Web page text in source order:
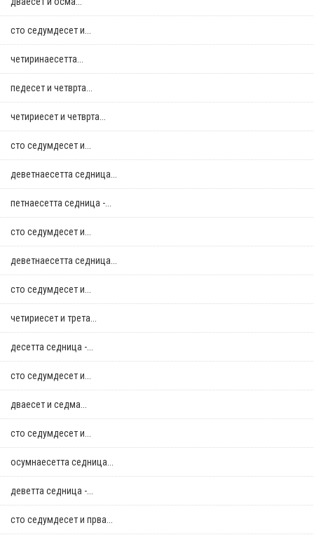
сто седумдесет и...
четиринаесетта...
педесет и четврта...
четириесет и четврта...
сто седумдесет и...
деветнаесетта седница...
петнаесетта седница -...
сто седумдесет и...
деветнаесетта седница...
сто седумдесет и...
четириесет и трета...
десетта седница -...
сто седумдесет и...
дваесет и седма...
сто седумдесет и...
осумнaесетта седница...
деветта седница -...
сто седумдесет и прва...